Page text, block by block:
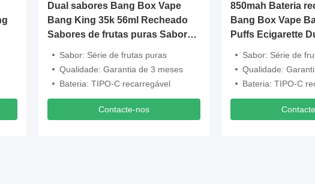
Dual sabores Bang Box Vape
Bang King 35k 56ml Recheado
Sabores de frutas puras Sabor
Sabor: Série de frutas puras
Qualidade: Garantia de 3 meses
Bateria: TIPO-C recarregável
Contacte-nos
850mah Bateria
Bang Box Vape
Puffs Ecigarette
Sabor: Série de
Qualidade:
Bateria: TIPO-C